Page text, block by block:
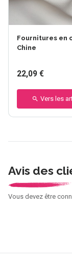
Fournitures en
Chine
22,09 €
Vers les
Avis des
Vous devez être